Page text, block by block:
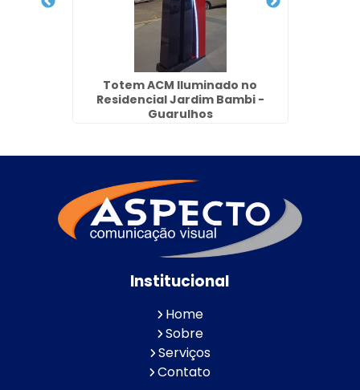
Totem ACM Iluminado no
Residencial Jardim Bambi -
Guarulhos
Institucional
Home
Sobre
Serviços
Contato